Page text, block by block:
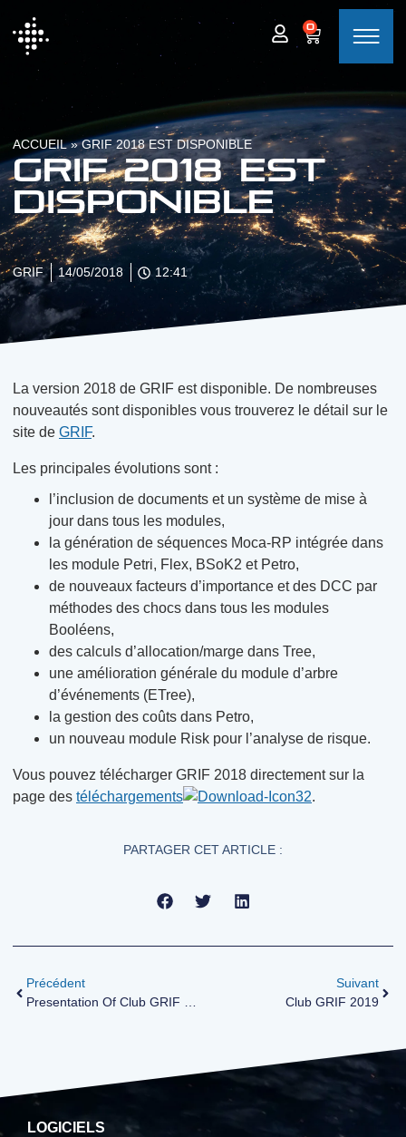
0
ACCUEIL»GRIF 2018 EST DISPONIBLE
GRIF 2018 est
disponible
GRIF 14/05/2018 12:41
La version 2018 de GRIF est disponible. De nombreuses
nouveautés sont disponibles vous trouverez le détail sur le
site de GRIF.
Les principales évolutions sont :
l’inclusion de documents et un système de mise à
jour dans tous les modules,
la génération de séquences Moca-RP intégrée dans
les module Petri, Flex, BSoK2 et Petro,
de nouveaux facteurs d’importance et des DCC par
méthodes des chocs dans tous les modules
Booléens,
des calculs d’allocation/marge dans Tree,
une amélioration générale du module d’arbre
d’événements (ETree),
la gestion des coûts dans Petro,
un nouveau module Risk pour l’analyse de risque.
Vous pouvez télécharger GRIF 2018 directement sur la
page des téléchargements .
PARTAGER CET ARTICLE :
Précédent
Presentation Of Club GRIF 2017
Suivant
Club GRIF 2019
LOGICIELS